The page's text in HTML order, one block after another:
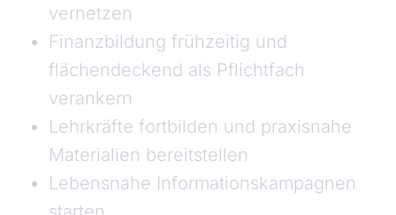
vernetzen
Finanzbildung frühzeitig und
flächendeckend als Pflichtfach
verankern
Lehrkräfte fortbilden und praxisnahe
Materialien bereitstellen
Lebensnahe Informationskampagnen